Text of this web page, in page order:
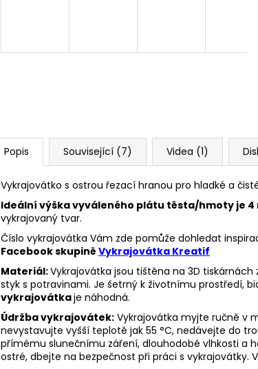
Popis Související (7) Videa (1)
Vykrajovátko s ostrou řezací hranou pro hladké a
Ideální výška vyváleného plátu těsta/hmoty je 4
vykrajovaný tvar.
Číslo vykrajovátka Vám zde pomůže dohledat
Facebook skupině Vykrajovátka Kreatif
Materiál:Vykrajovátka jsou tištěna na 3D
styk s potravinami. Je šetrný k životnímu prostředí,
vykrajovátkaje náhodná.
Údržba vykrajovátek: Vykrajovátka myjte ručně v
nevystavujte vyšší teplotě jak 55 °C, nedávejte do
přímému slunečnímu záření, dlouhodobé vlhkosti a
ostré, dbejte na bezpečnost při práci s vykrajovátky.